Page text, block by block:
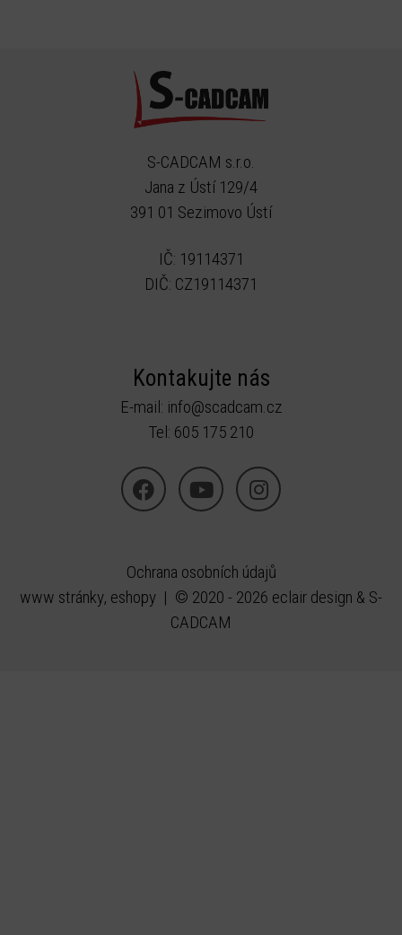
S-CADCAM s.r.o.
Jana z Ústí 129/4
391 01 Sezimovo Ústí
IČ: 19114371
DIČ: CZ19114371
Kontakujte nás
E-mail: info@scadcam.cz
Tel: 605 175 210
Ochrana osobních údajů
www stránky, eshopy | © 2020 - 2026 eclair design & S-
CADCAM